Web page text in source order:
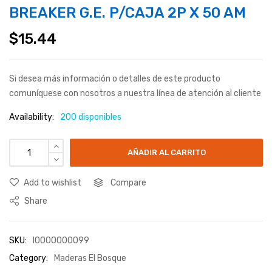
BREAKER G.E. P/CAJA 2P X 50 AM
$15.44
Si desea más información o detalles de este producto
comuníquese con nosotros a nuestra línea de atención al cliente
Availability: 200 disponibles
AÑADIR AL CARRITO
Add to wishlist
Compare
Share
SKU:
I0000000099
Category:
Maderas El Bosque